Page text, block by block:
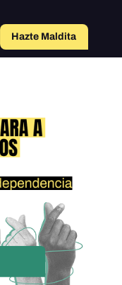
Hazte Maldito